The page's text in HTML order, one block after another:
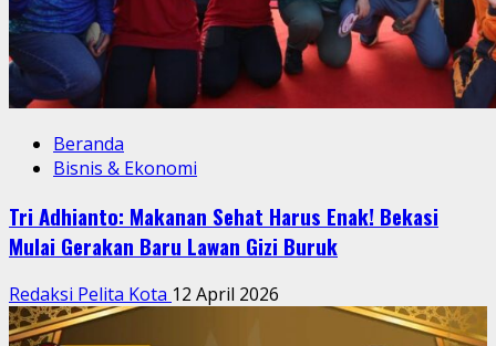
Beranda
Bisnis & Ekonomi
Tri Adhianto: Makanan Sehat Harus Enak! Bekasi
Mulai Gerakan Baru Lawan Gizi Buruk
Redaksi Pelita Kota 12 April 2026